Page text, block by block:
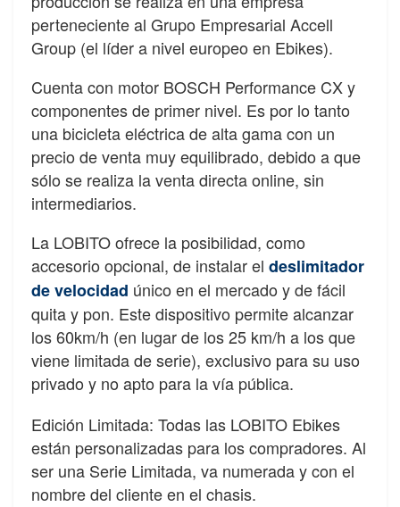
perteneciente al Grupo Empresarial Accell
Group (el líder a nivel europeo en Ebikes).
Cuenta con motor BOSCH Performance CX y
componentes de primer nivel. Es por lo tanto
una bicicleta eléctrica de alta gama con un
precio de venta muy equilibrado, debido a que
sólo se realiza la venta directa online, sin
intermediarios.
La LOBITO ofrece la posibilidad, como
accesorio opcional, de instalar el deslimitador
de velocidad único en el mercado y de fácil
quita y pon. Este dispositivo permite alcanzar
los 60km/h (en lugar de los 25 km/h a los que
viene limitada de serie), exclusivo para su uso
privado y no apto para la vía pública.
Edición Limitada: Todas las LOBITO Ebikes
están personalizadas para los compradores. Al
ser una Serie Limitada, va numerada y con el
nombre del cliente en el chasis.